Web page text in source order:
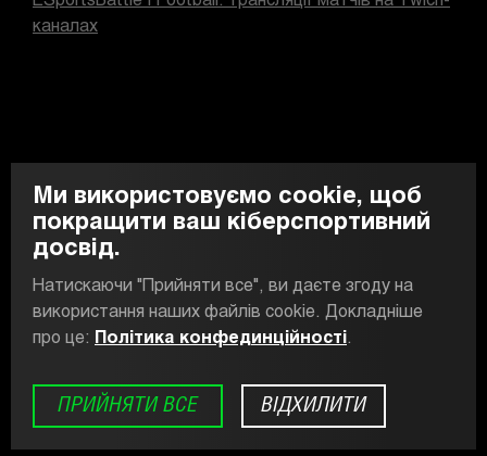
каналах
PR-відділinfo@esportsbattle.com
company information and other legal bits, see our legal page.
We’re using cookies and here’s our
Privacy Policy.
Ми використовуємо cookie, щоб
покращити ваш кіберспортивний
досвід.
Натискаючи "Прийняти все", ви даєте згоду на
використання наших файлів cookie. Докладніше
про це:
Політика конфединційності.
ПРИЙНЯТИ ВСЕ ВІДХИЛИТИ